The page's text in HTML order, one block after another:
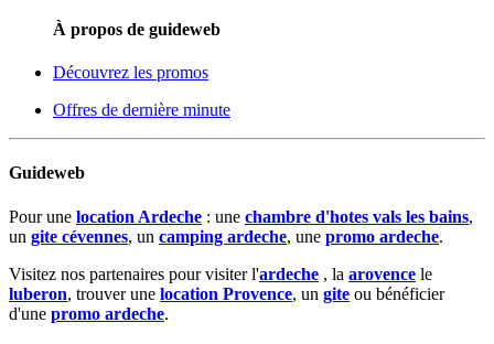
À propos de guideweb
Découvrez les promos
Offres de dernière minute
Guideweb
Pour une location Ardeche : une chambre d'hotes vals les bains,
un gite cévennes, un camping ardeche, une promo ardeche.
Visitez nos partenaires pour visiter l'ardeche , la arovence le
luberon, trouver une location Provence, un gite ou bénéficier
d'une promo ardeche.